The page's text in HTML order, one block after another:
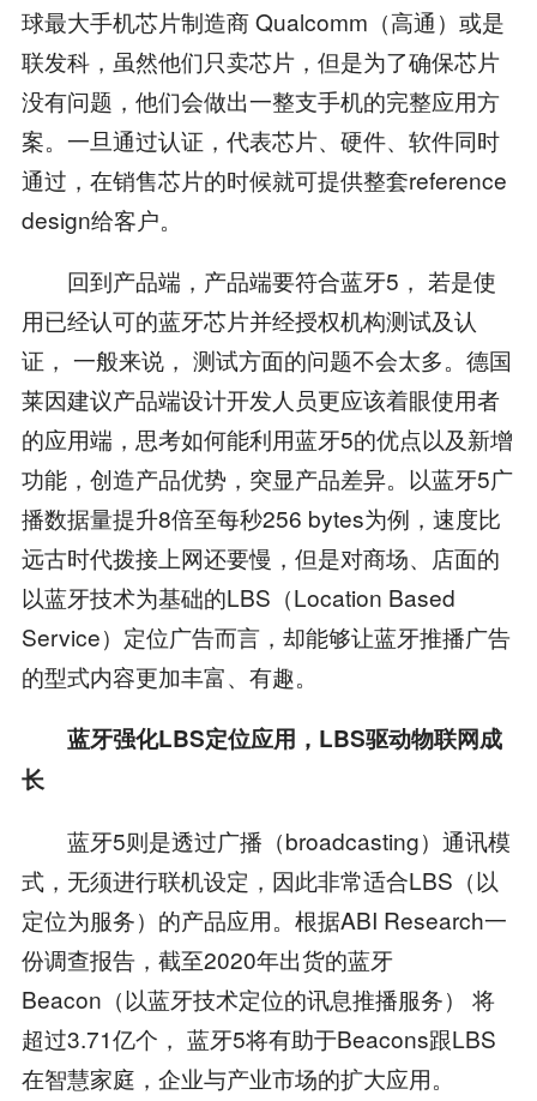
球最大手机芯片制造商 Qualcomm（高通）或是
联发科，虽然他们只卖芯片，但是为了确保芯片
没有问题，他们会做出一整支手机的完整应用方
案。一旦通过认证，代表芯片、硬件、软件同时
通过，在销售芯片的时候就可提供整套reference
design给客户。
回到产品端，产品端要符合蓝牙5， 若是使
用已经认可的蓝牙芯片并经授权机构测试及认
证， 一般来说， 测试方面的问题不会太多。德国
莱因建议产品端设计开发人员更应该着眼使用者
的应用端，思考如何能利用蓝牙5的优点以及新增
功能，创造产品优势，突显产品差异。以蓝牙5广
播数据量提升8倍至每秒256 bytes为例，速度比
远古时代拨接上网还要慢，但是对商场、店面的
以蓝牙技术为基础的LBS（Location Based
Service）定位广告而言，却能够让蓝牙推播广告
的型式内容更加丰富、有趣。
蓝牙强化LBS定位应用，LBS驱动物联网成
长
蓝牙5则是透过广播（broadcasting）通讯模
式，无须进行联机设定，因此非常适合LBS（以
定位为服务）的产品应用。根据ABI Research一
份调查报告，截至2020年出货的蓝牙
Beacon（以蓝牙技术定位的讯息推播服务） 将
超过3.71亿个， 蓝牙5将有助于Beacons跟LBS
在智慧家庭，企业与产业市场的扩大应用。